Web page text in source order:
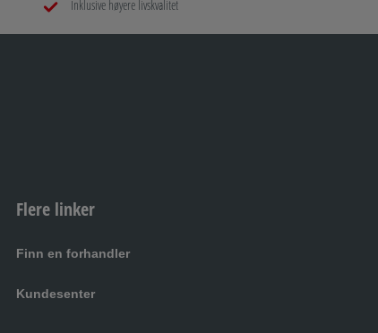
Inklusive høyere livskvalitet
Flere linker
Finn en forhandler
Kundesenter